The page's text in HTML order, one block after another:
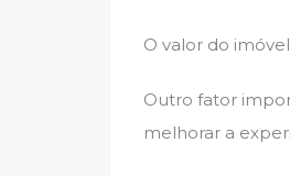
O valor do
Outro fator
melhorar a